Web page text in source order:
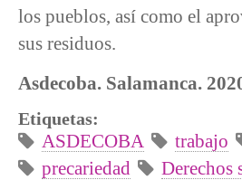
los pueblos, así como el
sus residuos.
Asdecoba. Salamanca.
Etiquetas:
ASDECOBA trabajo
precariedad
Derechos